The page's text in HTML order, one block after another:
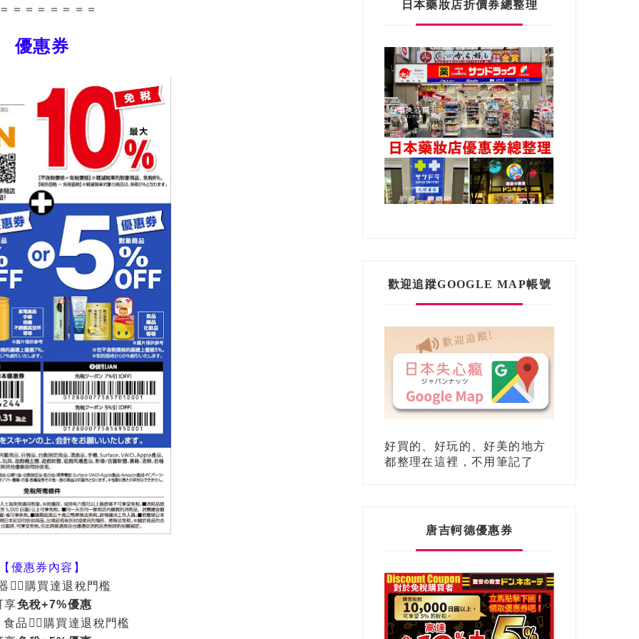
＝＝＝＝＝＝＝
優惠券
優惠券內容】
👉🏻購買達退稅門檻
享免稅+7%優惠
品👉🏻購買達退稅門檻
日本藥妝店折價券總整理
歡迎追蹤GOOGLE MAP帳號
好買的、好玩的、好美的地方
都整理在這裡，不用筆記了
唐吉軻德優惠券